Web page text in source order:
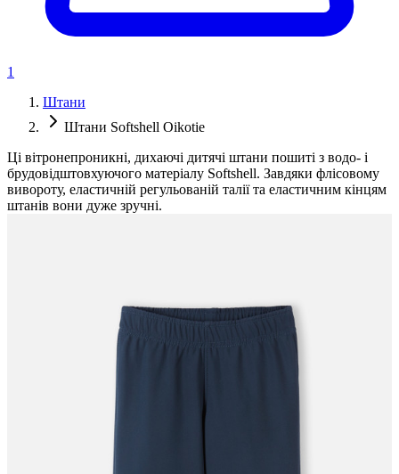
1
Штани
Штани Softshell Oikotie
Ці вітронепроникні, дихаючі дитячі штани пошиті з водо- і
брудовідштовхуючого матеріалу Softshell. Завдяки флісовому
вивороту, еластичній регульованій талії та еластичним кінцям
штанів вони дуже зручні.